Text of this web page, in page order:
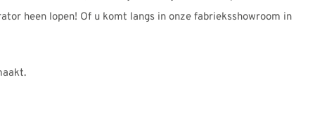
heen lopen! Of u komt langs in onze fabrieksshowroom in